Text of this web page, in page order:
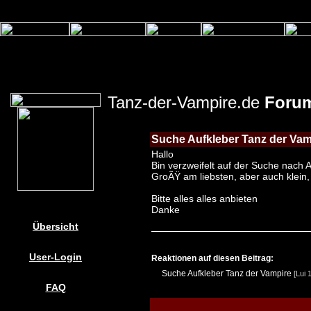
Übersicht
User-Login
FAQ
Tanz-der-Vampire.de
Suche Aufkleber Tanz der
Hallo
Bin verzweifelt auf der Suche nach
GroÃŸ am liebsten, aber auch
Bitte alles alles anbieten
Danke
Reaktionen auf diesen Beitrag:
Suche Aufkleber Tanz der Vampire [Lui